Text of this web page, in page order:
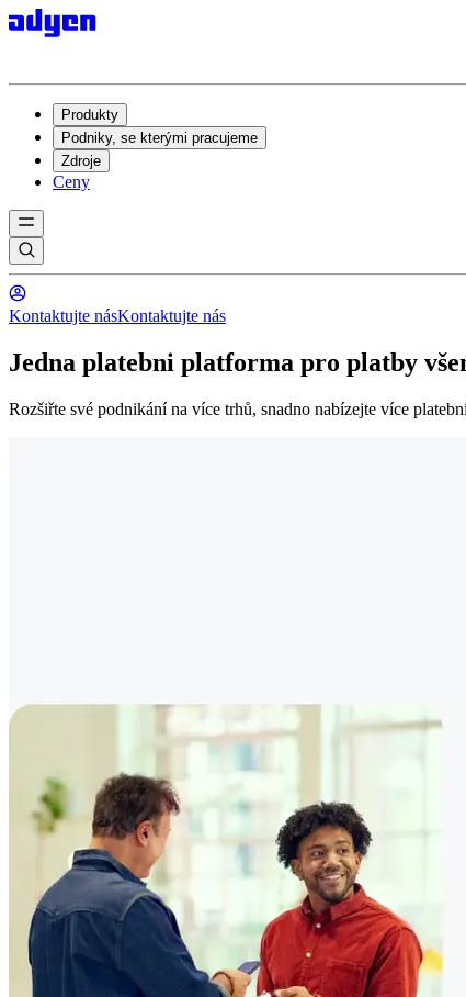
Produkty
Podniky, se kterými pracujeme
Zdroje
Ceny
Kontaktujte násKontaktujte nás
Jedna platebni platforma pro platby
Rozšiřte své podnikání na více trhů, snadno nabízejte více